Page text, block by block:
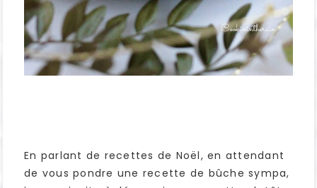
En parlant de recettes de Noël, en attendant
de vous pondre une recette de bûche sympa,